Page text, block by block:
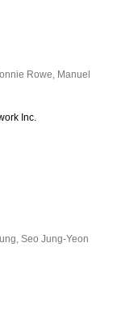
Rowe, Manuel
Inc.
,Seo Jung-Yeon